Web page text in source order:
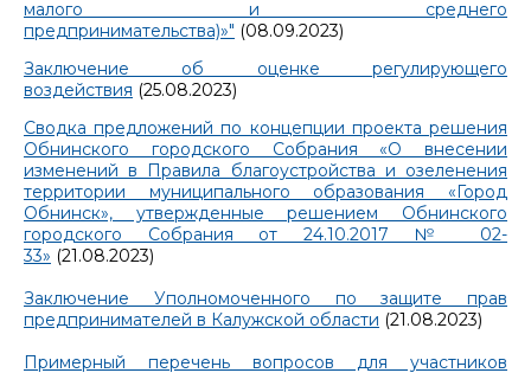
малого и среднего
предпринимательства)»" (08.09.2023)
Заключение об оценке регулирующего
воздействия (25.08.2023)
Сводка предложений по концепции проекта решения
Обнинского городского Собрания «О внесении
изменений в Правила благоустройства и озеленения
территории муниципального образования «Город
Обнинск», утвержденные решением Обнинского
городского Собрания от 24.10.2017 № 02-
33» (21.08.2023)
Заключение Уполномоченного по защите прав
предпринимателей в Калужской области (21.08.2023)
Примерный перечень вопросов для участников